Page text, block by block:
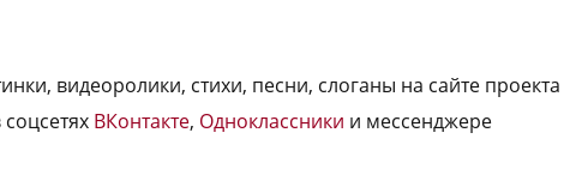
видеоролики, стихи, песни, слоганы на сайте проекта
ВКонтакте, Одноклассники и мессенджере